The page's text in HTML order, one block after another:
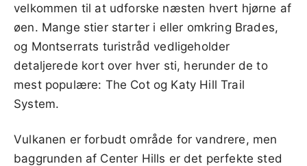
velkommen til at udforske næsten hvert hjørne af
øen. Mange stier starter i eller omkring Brades,
og Montserrats turistråd vedligeholder
detaljerede kort over hver sti, herunder de to
mest populære: The Cot og Katy Hill Trail
System.
Vulkanen er forbudt område for vandrere, men
baggrunden af Center Hills er det perfekte sted